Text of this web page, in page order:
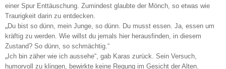
einer Spur Enttäuschung. Zumindest glaubte der Mönch, so etwas wie
Traurigkeit darin zu entdecken.
„Du bist so dünn, mein Junge, so dünn. Du musst essen. Ja, essen um
kräftig zu werden. Wie willst du jemals hier herausfinden, in diesem
Zustand? So dünn, so schmächtig.“
„ Ich bin zäher wie ich aussehe“, gab Karas zurück. Sein Versuch,
humorvoll zu klingen, bewirkte keine Regung im Gesicht der Alten.